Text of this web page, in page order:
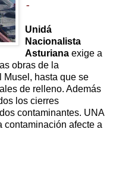
-
Unidá
Nacionalista
Asturiana exige a
obras de la
Musel, hasta que se
de relleno. Además
los cierres
contaminantes. UNA
contaminación afecte a